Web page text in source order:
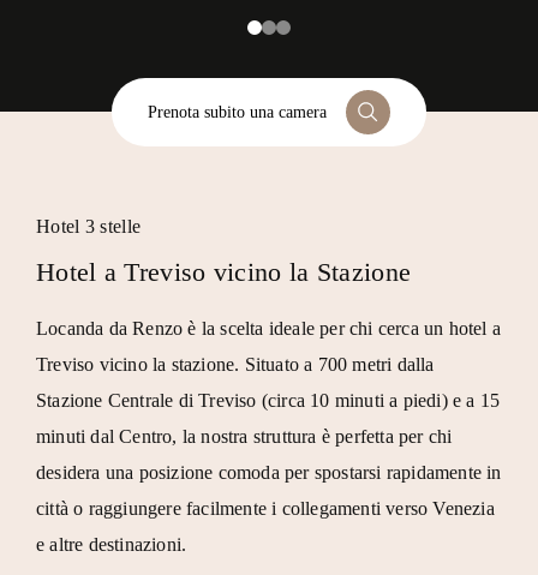
Prenota subito una camera
Hotel 3 stelle
Hotel a Treviso vicino la Stazione
Locanda da Renzo è la scelta ideale per chi cerca un hotel a
Treviso vicino la stazione. Situato a 700 metri dalla
Stazione Centrale di Treviso (circa 10 minuti a piedi)e a 15
minuti dal Centro, la nostra struttura è perfetta per chi
desidera una posizione comoda per spostarsi rapidamente in
città o raggiungere facilmente i collegamenti verso Venezia
e altre destinazioni.